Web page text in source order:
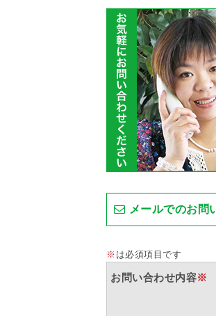
メールでのお問
※ は必須項目です
お問い合わせ内容※